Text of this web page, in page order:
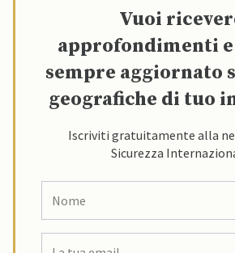
Vuoi
approfondimenti
sempre aggiornato
geografiche di tuo
Iscriviti gratuitamente alla
Sicurezza